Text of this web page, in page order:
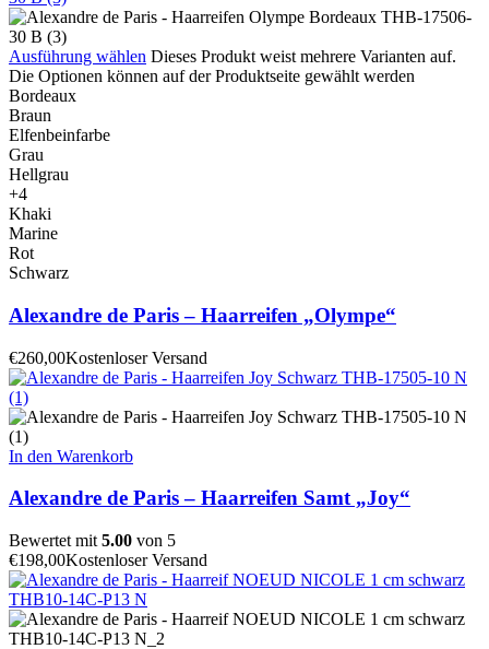
Ausführung wählen Dieses Produkt weist mehrere Varianten auf.
Die Optionen können auf der Produktseite gewählt werden
Bordeaux
Braun
Elfenbeinfarbe
Grau
Hellgrau
+4
Khaki
Marine
Rot
Schwarz
Alexandre de Paris – Haarreifen „Olympe“
€260,00Kostenloser Versand
In den Warenkorb
Alexandre de Paris – Haarreifen Samt „Joy“
Bewertet mit 5.00 von 5
€198,00Kostenloser Versand